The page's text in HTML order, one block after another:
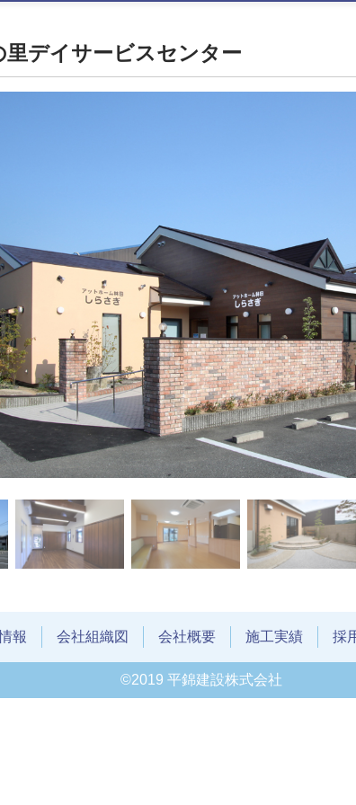
デイサービスセンター
報 会社組織図 会社概要 施工実績 採
©2019 平錦建設株式会社